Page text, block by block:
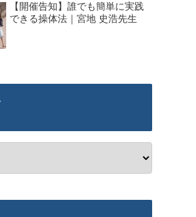
【開催告知】誰でも簡単に実践
できる操体法｜宮地 史浩先生